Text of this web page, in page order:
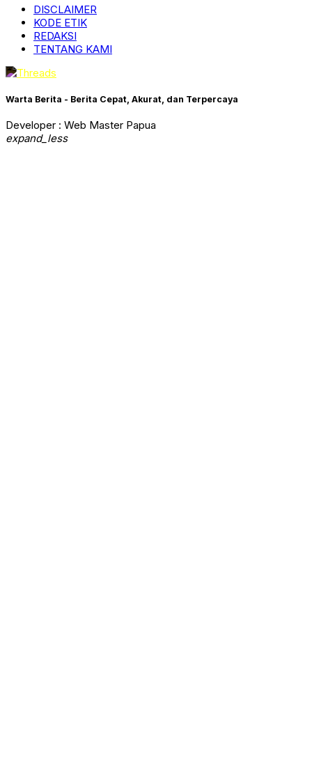
DISCLAIMER
KODE ETIK
REDAKSI
TENTANG KAMI
Warta Berita - Berita Cepat, Akurat, dan Terpercaya
Developer : Web Master Papua
expand_less